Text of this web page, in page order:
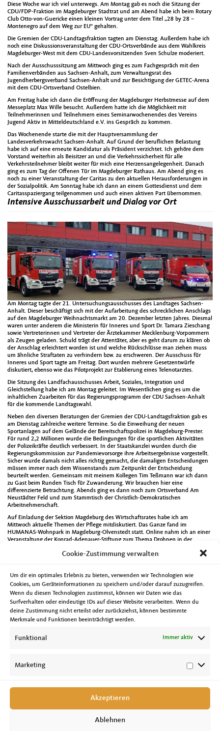
Cookie-Zustimmung verwalten
Um dir ein optimales Erlebnis zu bieten, verwenden wir Technologien wie
Cookies, um Geräteinformationen zu speichern und/oder darauf zuzugreifen.
Wenn du diesen Technologien zustimmst, können wir Daten wie das
Surfverhalten oder eindeutige IDs auf dieser Website verarbeiten. Wenn du
deine Zustimmung nicht erteilst oder zurückziehst, können bestimmte
Merkmale und Funktionen beeinträchtigt werden.
Funktional Immer aktiv
Marketing
Akzeptieren
Ablehnen
Diese Woche war ich viel unterwegs. Am Montag gab es noch die Sitzung der
CDU/FDP-Fraktion im Magdeburger Stadtrat und am Abend habe ich beim Rotary
Club Otto-von-Guericke einen kleinen Vortrag unter dem Titel „28 by 28 –
Montenegro auf dem Weg zur EU“ gehalten.
Die Gremien der CDU-Landtagsfraktion tagten am Dienstag. Außerdem habe ich
noch eine Diskussionsveranstaltung der CDU-Ortsverbände aus dem Wahlkreis
Magdeburger-West mit dem CDU-Landesvorsitzenden Sven Schulze moderiert.
Nach der Ausschusssitzung am Mittwoch ging es zum Fachgespräch mit den
Familienverbänden aus Sachsen-Anhalt, zum Verwaltungsrat des
Jugendherbergsverband Sachsen-Anhalt und zur Besichtigung der GETEC-Arena
mit dem CDU-Ortsverband Ostelbien.
Am Freitag habe ich dann die Eröffnung der Magdeburger Herbstmesse auf dem
Messeplatz Max Wille besucht. Außerdem hatte ich die Möglichkeit mit
Teilnehmerinnen und Teilnehmern eines Seminarwochenendes des Vereins
Jugend Aktiv in Mitteldeutschland e.V. ins Gespräch zu kommen.
Das Wochenende starte die mit der Hauptversammlung der
Landesverkehrswacht Sachsen-Anhalt. Auf Grund der beruflichen Belastung
habe ich auf eine erneute Kandidatur als Präsident verzichtet. Ich gehöre dem
Vorstand weiterhin als Beisitzer an und die Verkehrssicherheit für alle
Verkehrsteilnehmer bleibt weiter für mich eine Herzensangelegenheit. Danach
ging es zum Tag der Offenen Tür im Magdeburger Rathaus. Am Abend ging es
noch zu einer Veranstaltung der Caritas zu den aktuellen Herausforderungen in
der Sozialpolitik. Am Sonntag habe ich dann an einem Gottesdienst und dem
Caritasspaziergang teilgenommen und auch einen aktiven Part übernommen.
Intensive Ausschussarbeit und Dialog vor Ort
Am Montag tagte der 21. Untersuchungsausschusses des Landtages Sachsen-
Anhalt. Dieser beschäftigt sich mit der Aufarbeitung des schrecklichen Anschlags
auf den Magdeburger Weihnachtsmarkt am 20. Dezember letzten Jahres. Diesmal
waren unter anderem die Ministerin für Inneres und Sport Dr. Tamara Zieschang
sowie Vertreterinnen und Vertreter der Ärztekammer Mecklenburg-Vorpommern
als Zeugen geladen. Schuld trägt der Attentäter, aber es geht darum zu klären ob
der Anschlag erleichtert worden ist und welche Rückschlüsse man ziehen muss
um ähnliche Straftaten zu verhindern bzw. zu erschweren. Der Ausschuss für
Inneres und Sport tagte am Freitag. Dort wurden mehrere Gesetzentwürfe
diskutiert, ebenso wie das Pilotprojekt zur Etablierung eines Telenotarztes.
Die Sitzung des Landfachausschusses Arbeit, Soziales, Integration und
Gleichstellung habe ich am Montag geleitet. Im Wesentlichen ging es um die
inhaltlichen Zuarbeiten für das Regierungsprogramm der CDU Sachsen-Anhalt
für die kommende Landtagswahl.
Neben den diversen Beratungen der Gremien der CDU-Landtagsfraktion gab es
am Dienstag zahlreiche weitere Termine. So die Einweihung der neuen
Sportanlagen auf dem Gelände der Bereitschaftspolizei in Magdeburg-Prester.
Für rund 2,2 Millionen wurde die Bedingungen für die sportlichen Aktivitäten
der Polizeikräfte deutlich verbessert. In der Staatskanzlei wurden durch die
Regierungskommission zur Pandemievorsorge ihre Arbeitsergebnisse vorgestellt.
Sicher wurde damals nicht alles richtig gemacht, die damaligen Entscheidungen
müssen immer nach dem Wissenstands zum Zeitpunkt der Entscheidung
beurteilt werden. Gemeinsam mit meinem Kollegen Tim Teßmann war ich dann
zu Gast beim Runden Tisch für Zuwanderung. Wir brauchen hier eine
differenzierte Betrachtung. Abends ging es dann noch zum Ortsverband Am
Neustädter Feld und zum Stammtisch der Christlich-Demokratischen
Arbeitnehmerschaft.
Auf Einladung der Sektion Magdeburg des Wirtschaftsrates habe ich am
Mittwoch aktuelle Themen der Pflege mitdiskutiert. Das Ganze fand im
HUMANAS-Wohnpark in Magdeburg-Olvenstedt statt. Online nahm ich an einer
Veranstaltung der Konrad-Adenauer-Stiftung zum Thema Drohnen in der
die ostelbischen Stadtteile habe ich am Abend besucht.
war ich am Donnerstag dabei. Da die Anschaffung maßgeblich vom Land
finanziell unterstützt wurde, war auch die Ministerin für Inneres und Sport, Dr.
Tamara Zieschang, bei dem Termin in der Feuerwache Nord mit dabei. Die
Bundesdelegiertenversammlung der Senioren Union der CDU, die vom
Donnerstag bis Freitag in Magdeburg stattfand, habe ich am Donnerstag besucht.
Die CDU, eine Partei für alle Generationen. Den Vorstand der AG Magdeburg der
Deutsch-Israelischen Gesellschaft habe ich am Abend geleitet.
aktuellen Situation bevor es nach Osterburg zur Landessportschule ging. Anlass
Nächste Seite »